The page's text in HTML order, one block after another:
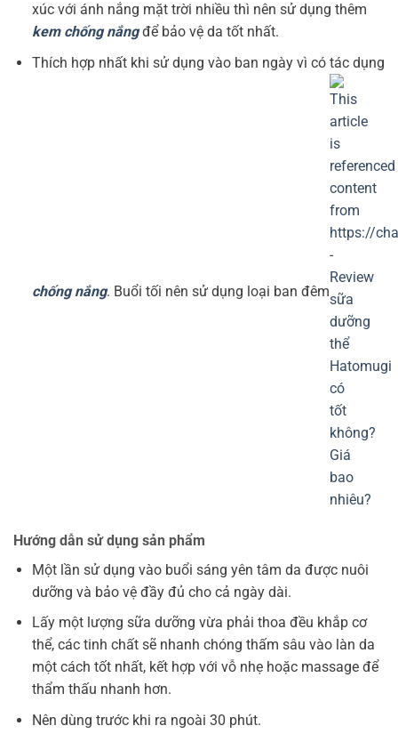
xúc với ánh nắng mặt trời nhiều thì nên sử dụng thêm
kem chống nắngđể bảo vệ da tốt nhất.
Thích hợp nhất khi sử dụng vào ban ngày vì có tác dụng
chống nắng. Buổi tối nên sử dụng loại ban đêm
Hướng dẫn sử dụng sản phẩm
Một lần sử dụng vào buổi sáng yên tâm da được nuôi
dưỡng và bảo vệ đầy đủ cho cả ngày dài.
Lấy một lượng sữa dưỡng vừa phải thoa đều khắp cơ
thể, các tinh chất sẽ nhanh chóng thấm sâu vào làn da
một cách tốt nhất, kết hợp với vỗ nhẹ hoặc massage để
thẩm thấu nhanh hơn.
Nên dùng trước khi ra ngoài 30 phút.